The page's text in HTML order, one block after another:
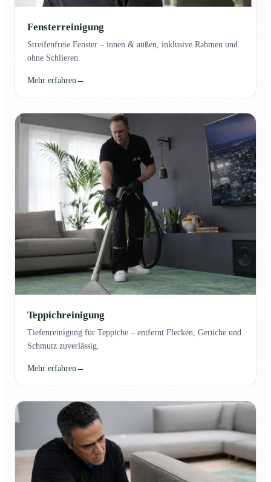
Fensterreinigung
Streifenfreie Fenster – innen & außen, inklusive Rahmen und
ohne Schlieren.
Mehr erfahren→
Teppichreinigung
Tiefenreinigung für Teppiche – entfernt Flecken, Gerüche und
Schmutz zuverlässig.
Mehr erfahren →